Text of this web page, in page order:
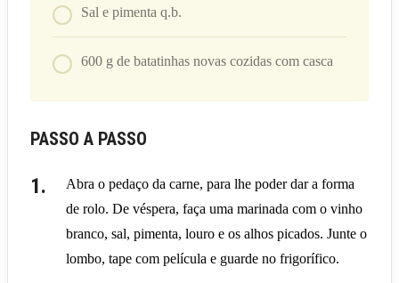
Sal e pimenta q.b.
600 g de batatinhas novas cozidas com casca
PASSO A PASSO
Abra o pedaço da carne, para lhe poder dar a forma
de rolo. De véspera, faça uma marinada com o vinho
branco, sal, pimenta, louro e os alhos picados. Junte o
lombo, tape com película e guarde no frigorífico.